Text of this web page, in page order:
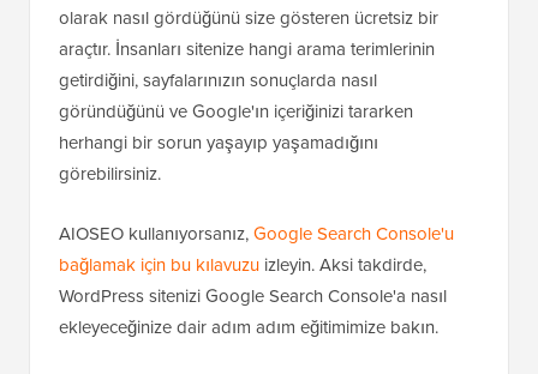
olarak nasıl gördüğünü size gösteren ücretsiz bir
araçtır. İnsanları sitenize hangi arama terimlerinin
getirdiğini, sayfalarınızın sonuçlarda nasıl
göründüğünü ve Google'ın içeriğinizi tararken
herhangi bir sorun yaşayıp yaşamadığını
görebilirsiniz.
AIOSEO kullanıyorsanız,Google Search Console'u
bağlamak için bu kılavuzu izleyin. Aksi takdirde,
WordPress sitenizi Google Search Console'a nasıl
ekleyeceğinize dair adım adım eğitimimize bakın.